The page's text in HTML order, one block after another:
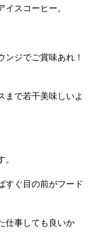
スコーヒー。
ンジでご賞味あれ！
まで若干美味しいよ
すぐ目の前がフード
仕事しても良いか